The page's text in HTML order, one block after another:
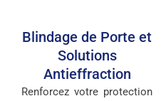
Blindage de Porte et
Solutions
Antieffraction
Renforcez votre protection